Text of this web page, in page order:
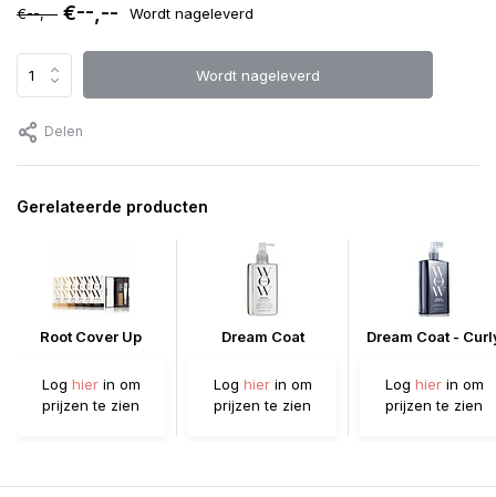
€--,-- €--,-- Wordt nageleverd
Wordt nageleverd
Delen
Gerelateerde producten
Root Cover Up
Log hierin om
prijzen te zien
Dream Coat
Log hierin om
prijzen te zien
Dream Coat -
Log hierin om
prijzen te zien